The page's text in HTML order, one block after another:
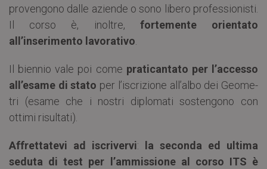
provengono dalle aziende o sono libero professionisti.
Il corso è, inoltre, fortemente orien­tato
all’inserimento lavorativo.
Il biennio vale poi come praticantato per l’accesso
all’esame di stato per l’iscrizione all’albo dei Geome­
tri (esame che i nostri diplomati sostengono con
ottimi risultati).
Affrettatevi ad iscrivervi:
la seconda ed ultima
seduta di test per l’ammissione al corso ITS è